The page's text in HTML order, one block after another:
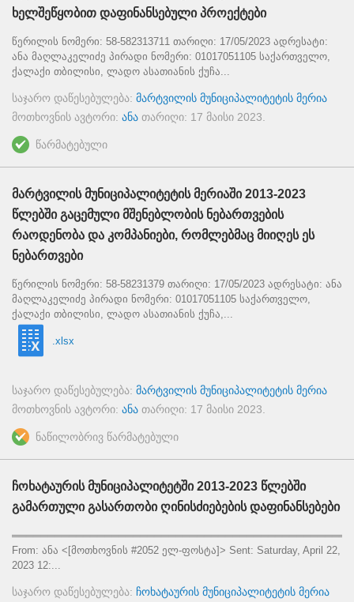
ხელშეწყობით დაფინანსებული პროექტები
წერილის ნომერი: 58-582313711 თარიღი: 17/05/2023 ადრესატი:
ანა მაღლაკელიძე პირადი ნომერი: 01017051105 საქართველო,
ქალაქი თბილისი, ლადო ასათიანის ქუჩა...
საჯარო დაწესებულება: მარტვილის მუნიციპალიტეტის მერია
მოთხოვნის ავტორი: ანა თარიღი: 17 მაისი 2023
წარმატებული
მარტვილის მუნიციპალიტეტის მერიაში 2013-2023
წლებში გაცემული მშენებლობის ნებართვების
რაოდენობა და კომპანიები, რომლებმაც მიიღეს ეს
ნებართვები
წერილის ნომერი: 58-58231379 თარიღი: 17/05/2023 ადრესატი: ანა
მაღლაკელიძე პირადი ნომერი: 01017051105 საქართველო,
ქალაქი თბილისი, ლადო ასათიანის ქუჩა,...
.xlsx
საჯარო დაწესებულება: მარტვილის მუნიციპალიტეტის მერია
მოთხოვნის ავტორი: ანა თარიღი: 17 მაისი 2023
ნაწილობრივ წარმატებული
ჩოხატაურის მუნიციპალიტეტში 2013-2023 წლებში
გამართული გასართობი ღინისძიებების დაფინანსებები
From: ანა <[მოთხოვნის #2052 ელ-ფოსტა]> Sent: Saturday, April 22,
2023 12:...
საჯარო დაწესებულება: ჩოხატაურის მუნიციპალიტეტის მერია